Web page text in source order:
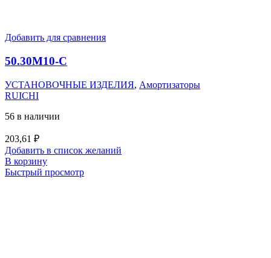
Добавить для сравнения
50.30M10-C
УСТАНОВОЧНЫЕ ИЗДЕЛИЯ, Амортизаторы
RUICHI
56 в наличии
203,61 ₽
Добавить в список желаний
В корзину
Быстрый просмотр